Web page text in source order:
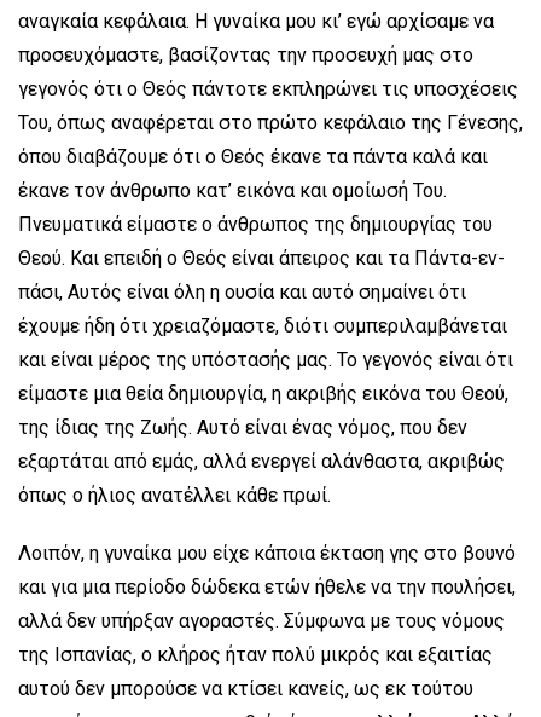
αναγκαία κεφάλαια. Η γυναίκα μου κι’ εγώ αρχίσαμε να
προσευχόμαστε, βασίζοντας την προσευχή μας στο
γεγονός ότι ο Θεός πάντοτε εκπληρώνει τις υποσχέσεις
Του, όπως αναφέρεται στο πρώτο κεφάλαιο της Γένεσης,
όπου διαβάζουμε ότι ο Θεός έκανε τα πάντα καλά και
έκανε τον άνθρωπο κατ’ εικόνα και ομοίωσή Του.
Πνευματικά είμαστε ο άνθρωπος της δημιουργίας του
Θεού. Και επειδή ο Θεός είναι άπειρος και τα Πάντα-εν-
πάσι, Αυτός είναι όλη η ουσία και αυτό σημαίνει ότι
έχουμε ήδη ότι χρειαζόμαστε, διότι συμπεριλαμβάνεται
και είναι μέρος της υπόστασής μας. Το γεγονός είναι ότι
είμαστε μια θεία δημιουργία, η ακριβής εικόνα του Θεού,
της ίδιας της Ζωής. Αυτό είναι ένας νόμος, που δεν
εξαρτάται από εμάς, αλλά ενεργεί αλάνθαστα, ακριβώς
όπως ο ήλιος ανατέλλει κάθε πρωί.
Λοιπόν, η γυναίκα μου είχε κάποια έκταση γης στο βουνό
και για μια περίοδο δώδεκα ετών ήθελε να την πουλήσει,
αλλά δεν υπήρξαν αγοραστές. Σύμφωνα με τους νόμους
της Ισπανίας, ο κλήρος ήταν πολύ μικρός και εξαιτίας
αυτού δεν μπορούσε να κτίσει κανείς, ως εκ τούτου